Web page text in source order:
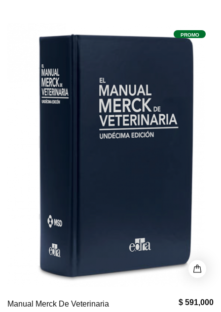
PROMO
$ 591,000
Manual Merck De Veterinaria